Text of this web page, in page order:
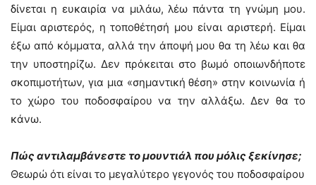
δίνεται η ευκαιρία να μιλάω, λέω πάντα τη γνώμη μου.
Είμαι αριστερός, η τοποθέτησή μου είναι αριστερή. Είμαι
έξω από κόμματα, αλλά την άποψή μου θα τη λέω και θα
την υποστηρίζω. Δεν πρόκειται στο βωμό οποιωνδήποτε
σκοπιμοτήτων, για μια «σημαντική θέση» στην κοινωνία ή
το χώρο του ποδοσφαίρου να την αλλάξω. Δεν θα το
κάνω.
Πώς αντιλαμβάνεστε το μουντιάλ που μόλις ξεκίνησε;
Θεωρώ ότι είναι το μεγαλύτερο γεγονός του ποδοσφαίρου